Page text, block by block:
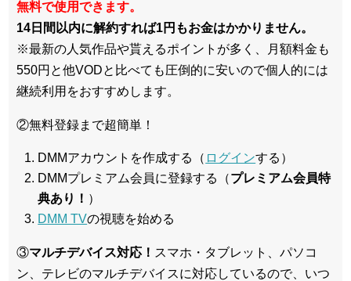
無料で使用できます。
14日間以内に解約すれば1円もお金はかかりません。
※最新の人気作品や貰えるポイントが多く、月額料金も
550円と他VODと比べても圧倒的に安いので個人的には
継続利用をおすすめします。
②無料登録まで超簡単！
DMMアカウントを作成する（ ログインする）
DMMプレミアム会員に登録する（プレミアム会員特
典あり！ ）
DMM TVの視聴を始める
③マルチデバイス対応！ スマホ・タブレット、パソコ
ン、テレビのマルチデバイスに対応しているので、いつ